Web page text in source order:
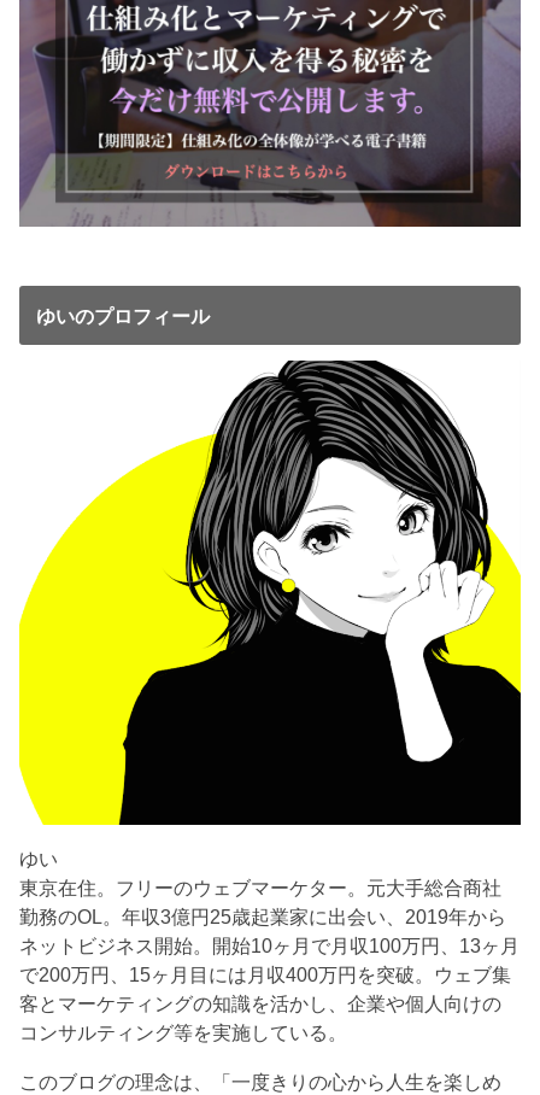
ゆいのプロフィール
ゆい
東京在住。フリーのウェブマーケター。元大手総合商社
勤務のOL。年収3億円25歳起業家に出会い、2019年から
ネットビジネス開始。開始10ヶ月で月収100万円、13ヶ月
で200万円、15ヶ月目には月収400万円を突破。ウェブ集
客とマーケティングの知識を活かし、企業や個人向けの
コンサルティング等を実施している。
このブログの理念は、「一度きりの心から人生を楽しめ